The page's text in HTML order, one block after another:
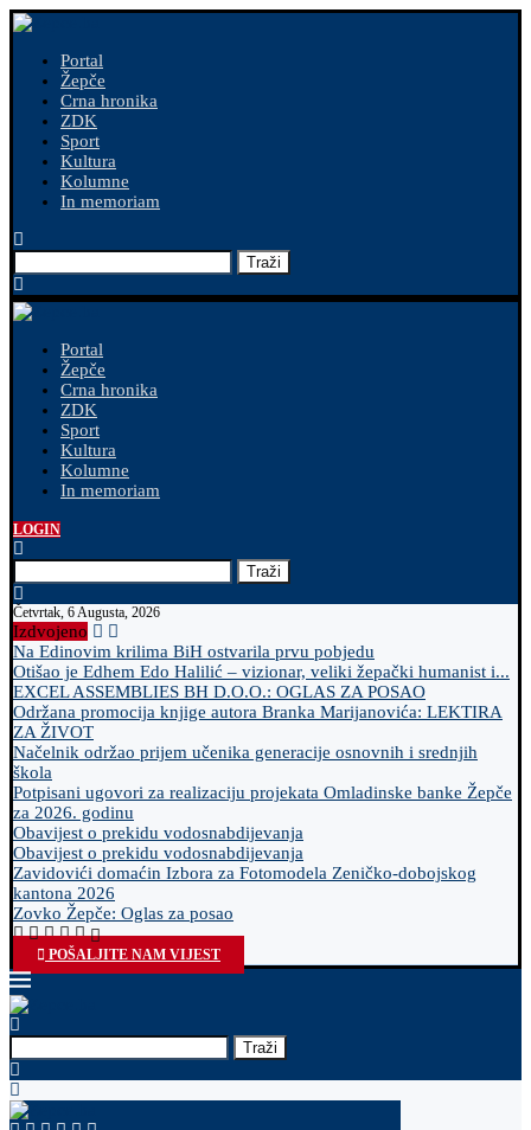
Portal
Žepče
Crna hronika
ZDK
Sport
Kultura
Kolumne
In memoriam
Traži
Portal
Žepče
Crna hronika
ZDK
Sport
Kultura
Kolumne
In memoriam
LOGIN
Traži
Četvrtak, 6 Augusta, 2026
Izdvojeno
Na Edinovim krilima BiH ostvarila prvu pobjedu
Otišao je Edhem Edo Halilić – vizionar, veliki žepački humanist i...
EXCEL ASSEMBLIES BH D.O.O.: OGLAS ZA POSAO
Održana promocija knjige autora Branka Marijanovića: LEKTIRA
ZA ŽIVOT
Načelnik održao prijem učenika generacije osnovnih i srednjih
škola
Potpisani ugovori za realizaciju projekata Omladinske banke Žepče
za 2026. godinu
Obavijest o prekidu vodosnabdijevanja
Obavijest o prekidu vodosnabdijevanja
Zavidovići domaćin Izbora za Fotomodela Zeničko-dobojskog
kantona 2026
Zovko Žepče: Oglas za posao
POŠALJITE NAM VIJEST
Traži